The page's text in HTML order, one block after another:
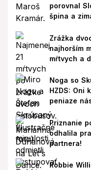
porovnal
špina a
Zrážka
najhorším
mŕtvych a
Noga so
HZDS: Oni
peniaze
Priznanie
odhalila
partnera!
Robbie